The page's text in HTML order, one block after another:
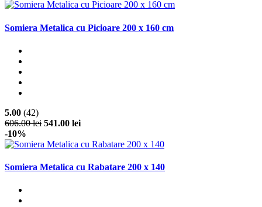
Somiera Metalica cu Picioare 200 x 160 cm
5.00 (42)
606.00 lei 541.00 lei
-10%
Somiera Metalica cu Rabatare 200 x 140